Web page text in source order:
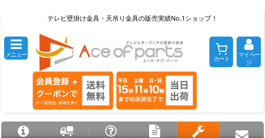
テレビ壁掛け金具・天吊り金具の販売実績No.1ショップ！
メニュー カート
マイペー
ジ